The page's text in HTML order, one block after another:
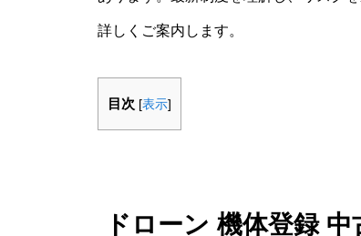
詳しくご案内します。
目次 [表示]
ドローン 機体登録